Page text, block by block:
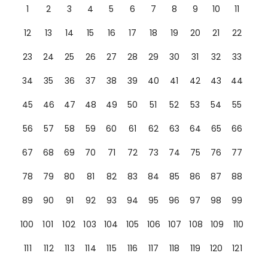
1 2 3 4 5 6 7 8 9 10
11
12
13 14 15 16 17 18 19 20 21
22
23
24 25 26 27 28 29 30 31 32
33
34
35 36 37 38 39 40 41 42 43
44
45
46 47 48 49 50 51 52 53 54
55
56
57 58 59 60 61 62 63 64 65
66
67
68 69 70 71 72 73 74 75 76
77
78
79 80 81 82 83 84 85 86 87
88
89
90 91 92 93 94 95 96 97 98
99
100
101 102 103 104 105 106 107 108 109
110
111
112 113 114 115 116 117 118 119 120
121